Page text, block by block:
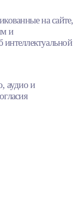
на сайте,
и
аудио и